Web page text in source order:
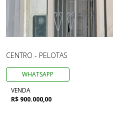
CENTRO - PELOTAS
WHATSAPP
VENDA
R$ 900.000,00